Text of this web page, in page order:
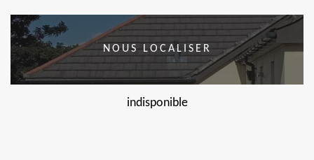
NOUS LOCALISER
indisponible